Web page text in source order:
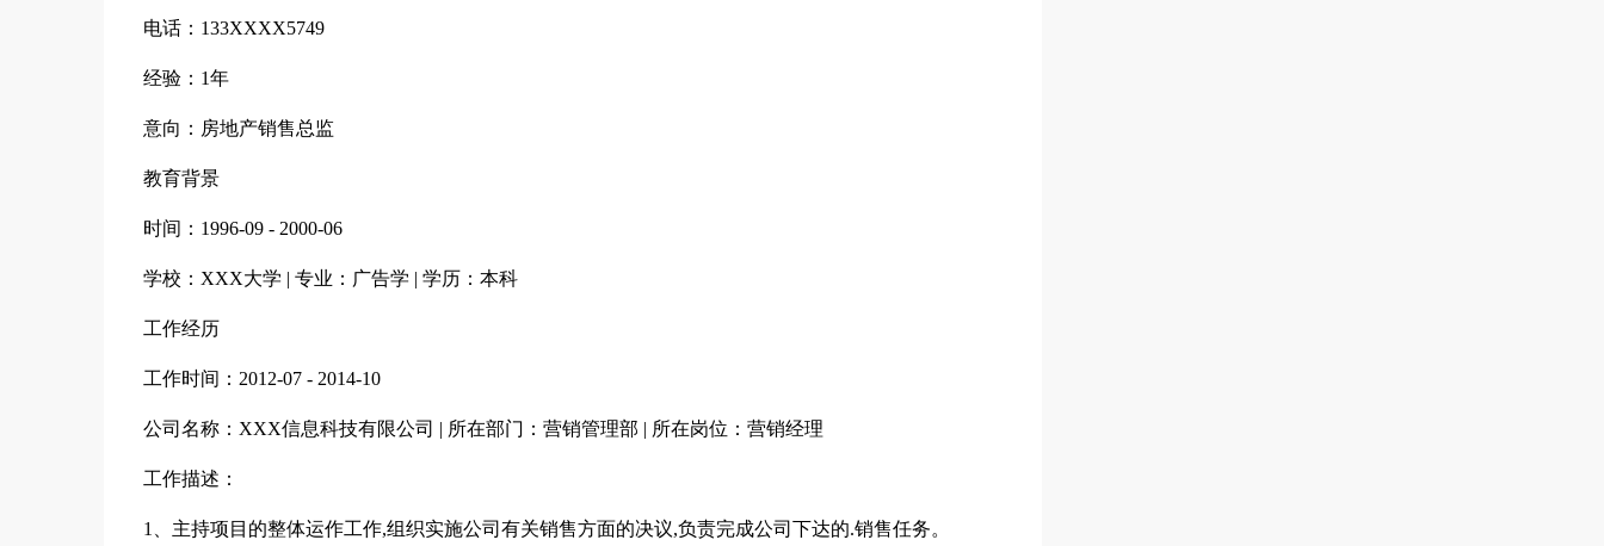
电话：133XXXX5749
经验：1年
意向：房地产销售总监
教育背景
时间：1996-09 - 2000-06
学校：XXX大学 | 专业：广告学 | 学历：本科
工作经历
工作时间：2012-07 - 2014-10
公司名称：XXX信息科技有限公司 | 所在部门：营销管理部 | 所在岗位：营销经理
工作描述：
1、主持项目的整体运作工作,组织实施公司有关销售方面的决议,负责完成公司下达的.销售任务。